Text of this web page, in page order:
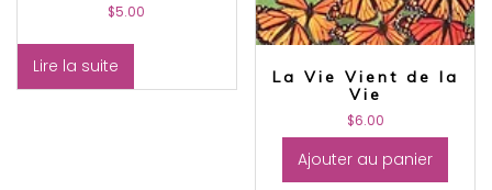
$5.00
Lire la suite
La Vie Vient de la
Vie
$6.00
Ajouter au panier